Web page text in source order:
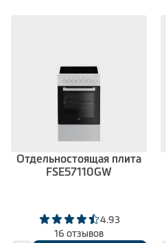
Отдельностоящая плита
FSE57110GW
4.93
16 отзывов